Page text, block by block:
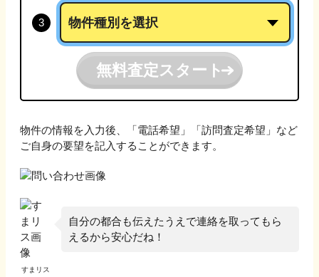
無料査定スタート
物件の情報を入力後、「電話希望」「訪問査定希望」など
ご自身の要望を記入することができます。
自分の都合も伝えたうえで連絡を取ってもら
えるから安心だね！